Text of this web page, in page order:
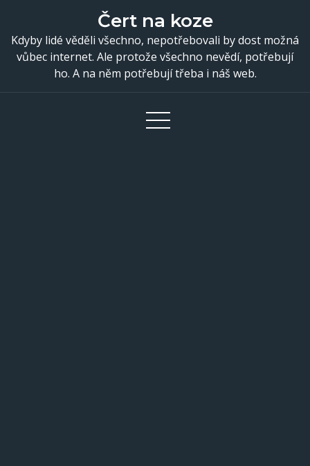
content
Čert na koze
Kdyby lidé věděli všechno, nepotřebovali by dost možná
vůbec internet. Ale protože všechno nevědí, potřebují
ho. A na něm potřebují třeba i náš web.